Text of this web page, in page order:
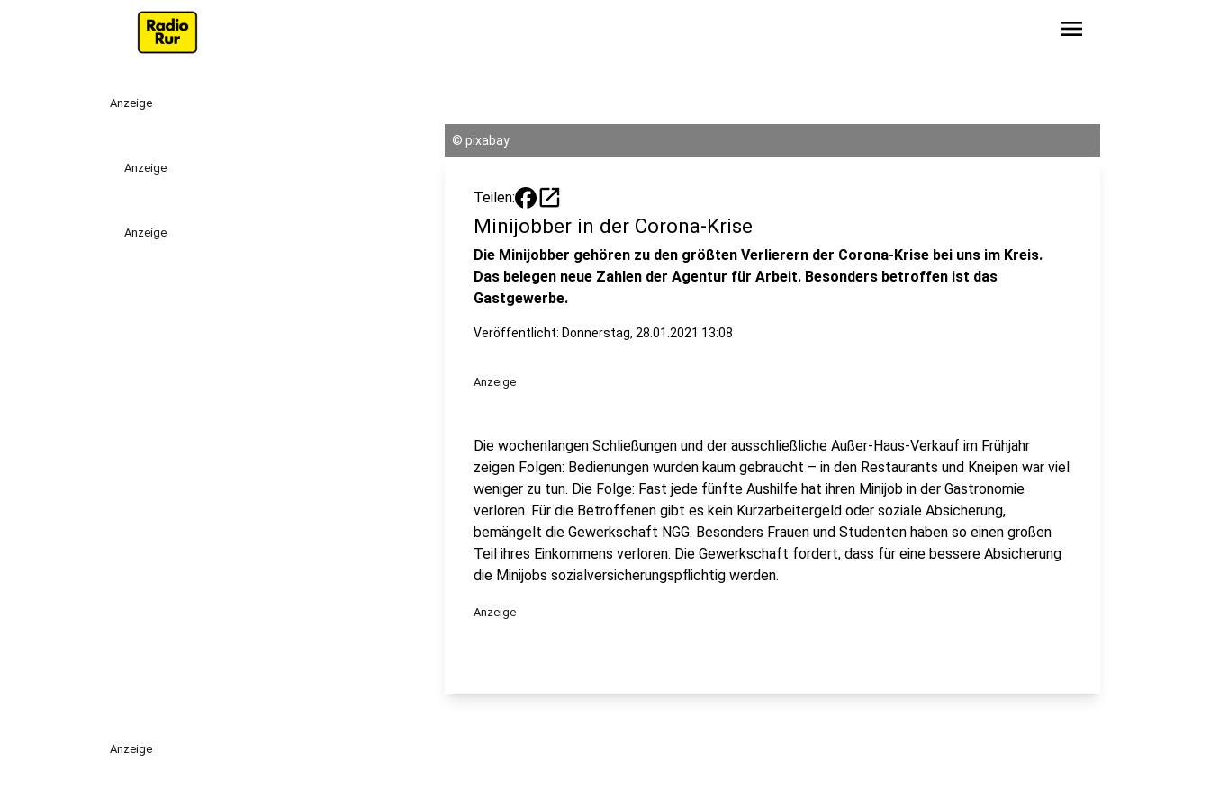
menu
Anzeige
Anzeige
Anzeige
© pixabay
Teilen: open_in_new
Minijobber in der Corona-Krise
Die Minijobber gehören zu den größten Verlierern der Corona-Krise bei uns im Kreis.
Das belegen neue Zahlen der Agentur für Arbeit. Besonders betroffen ist das
Gastgewerbe.
Veröffentlicht: Donnerstag, 28.01.2021 13:08
Anzeige
Die wochenlangen Schließungen und der ausschließliche Außer-Haus-Verkauf im Frühjahr
zeigen Folgen: Bedienungen wurden kaum gebraucht – in den Restaurants und Kneipen war viel
weniger zu tun. Die Folge: Fast jede fünfte Aushilfe hat ihren Minijob in der Gastronomie
verloren. Für die Betroffenen gibt es kein Kurzarbeitergeld oder soziale Absicherung,
bemängelt die Gewerkschaft NGG. Besonders Frauen und Studenten haben so einen großen
Teil ihres Einkommens verloren. Die Gewerkschaft fordert, dass für eine bessere Absicherung
die Minijobs sozialversicherungspflichtig werden.
Anzeige
Anzeige